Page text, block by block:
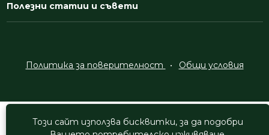
Полезни статии и съвети
Политика за поверителност • Общи условия
Всички права са запазени © 2025
Този сайт използва бисквитки, за да подобри